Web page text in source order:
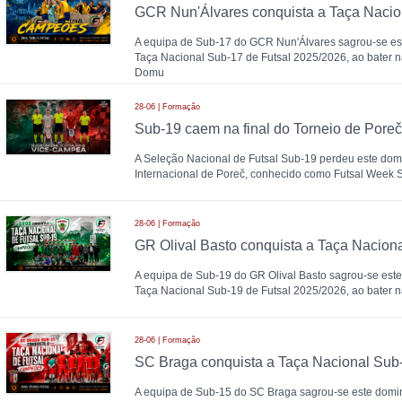
A equipa de Sub-17 do GCR Nun'Álvares sagrou-se
Taça Nacional Sub-17 de Futsal 2025/2026, ao bater
Domu
28-06 | Formação
A Seleção Nacional de Futsal Sub-19 perdeu este
Internacional de Poreč, conhecido como Futsal Week
28-06 | Formação
A equipa de Sub-19 do GR Olival Basto sagrou-se
Taça Nacional Sub-19 de Futsal 2025/2026, ao bater
28-06 | Formação
A equipa de Sub-15 do SC Braga sagrou-se este